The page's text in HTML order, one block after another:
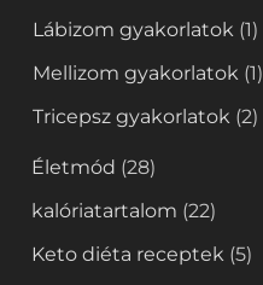
Lábizom gyakorlatok (1)
Mellizom gyakorlatok (1)
Tricepsz gyakorlatok (2)
Életmód (28)
kalóriatartalom (22)
Keto diéta receptek (5)